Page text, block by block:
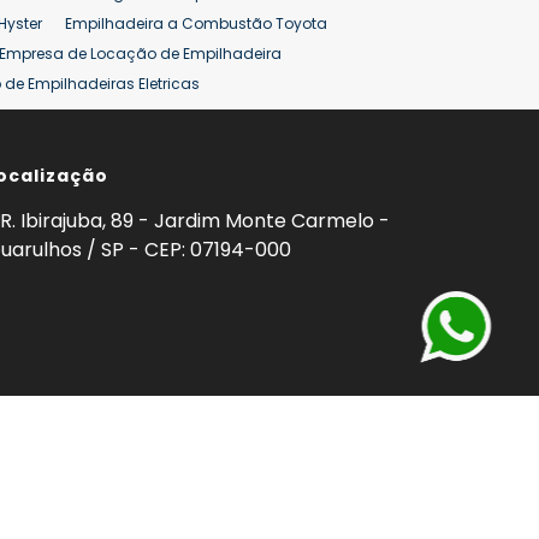
Empilhadeira a Combustão Toyota
Empresa de Locação de Empilhadeira
Empilhadeiras Eletricas
de Empilhadeiras
Empilhadeira Hyster
ton Venda Empilhadeiras 25 ton
R. Ibirajuba, 89 - Jardim Monte Carmelo -
/ SP - CEP: 07194-000